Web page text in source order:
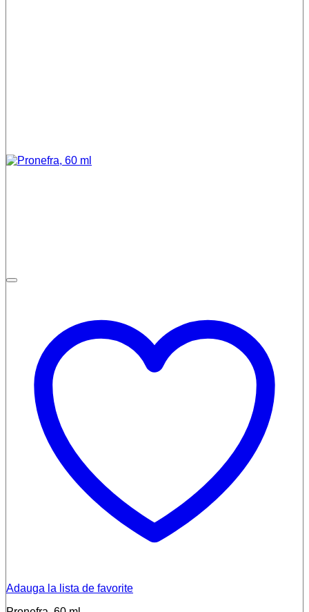
Adauga la lista de favorite